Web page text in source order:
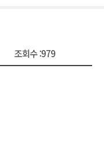
조회수 :979